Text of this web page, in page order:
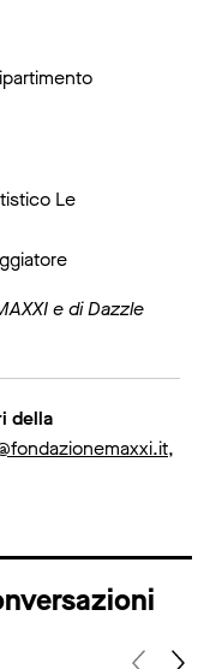
Le
e di Dazzle
della
,